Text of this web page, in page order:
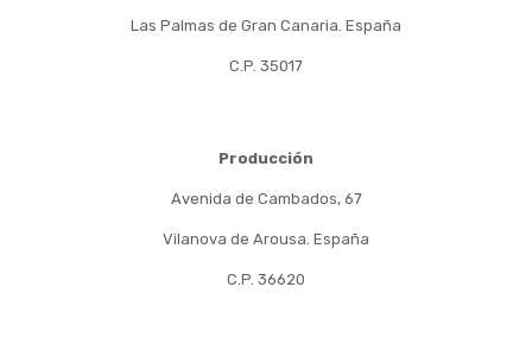
Las Palmas de Gran Canaria. España
C.P. 35017
Producción
Avenida de Cambados, 67
Vilanova de Arousa. España
C.P. 36620